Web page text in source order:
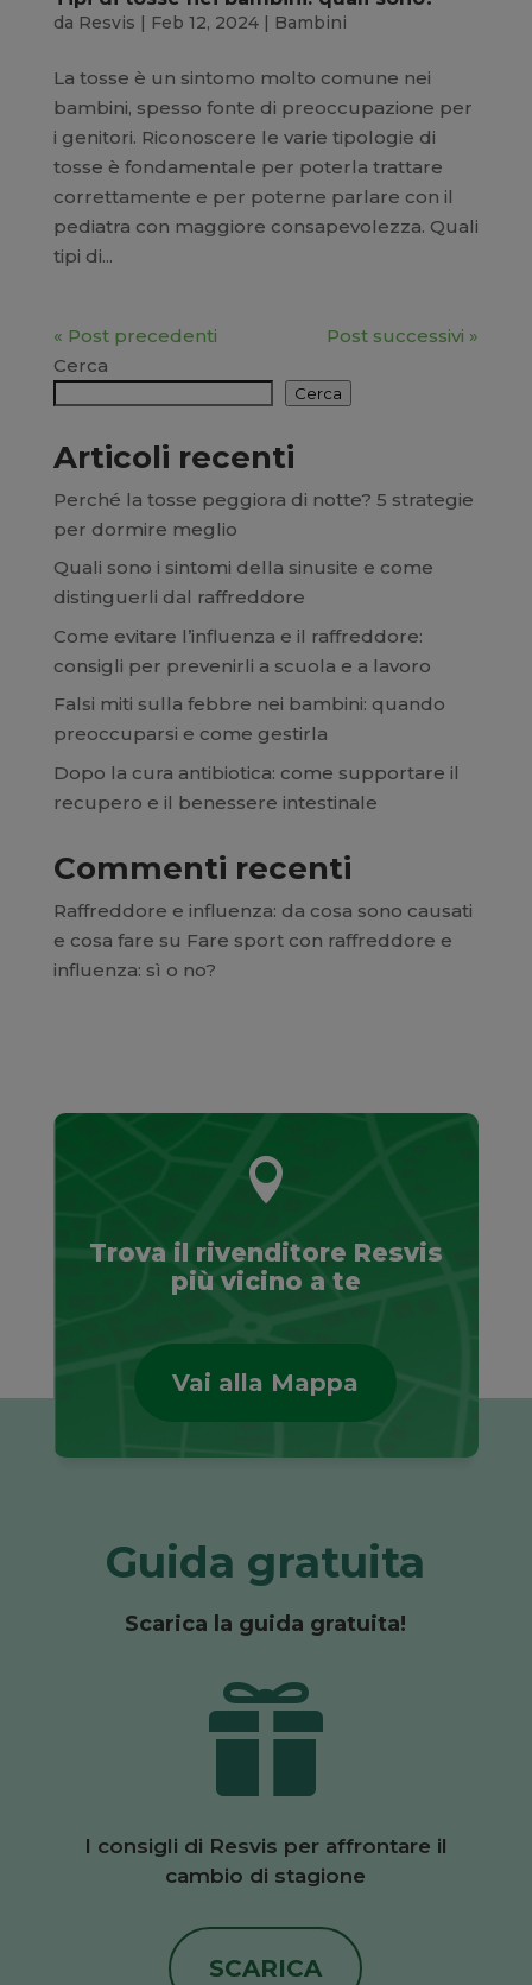
da Resvis | Feb 12, 2024| Bambini
La tosse è un sintomo molto comune nei
bambini, spesso fonte di preoccupazione per
i genitori. Riconoscere le varie tipologie di
tosse è fondamentale per poterla trattare
correttamente e per poterne parlare con il
pediatra con maggiore consapevolezza. Quali
tipi di...
« Post precedenti
Post successivi »
Cerca
Cerca
Articoli recenti
Perché la tosse peggiora di notte? 5 strategie
per dormire meglio
Quali sono i sintomi della sinusite e come
distinguerli dal raffreddore
Come evitare l’influenza e il raffreddore:
consigli per prevenirli a scuola e a lavoro
Falsi miti sulla febbre nei bambini: quando
preoccuparsi e come gestirla
Dopo la cura antibiotica: come supportare il
recupero e il benessere intestinale
Commenti recenti
Raffreddore e influenza: da cosa sono causati
e cosa fare su Fare sport con raffreddore e
influenza: sì o no?

Trova il rivenditore Resvis
più vicino a te
Vai alla Mappa
Guida gratuita
Scarica la guida gratuita!

I consigli di Resvis per affrontare il
cambio di stagione
SCARICA